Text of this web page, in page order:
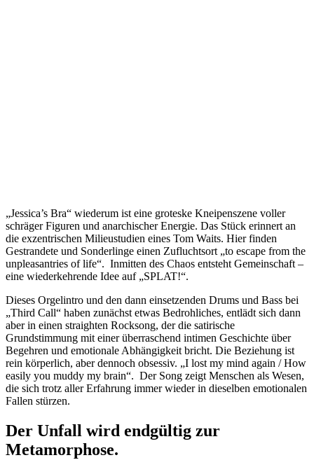
„Jessica’s Bra“ wiederum ist eine groteske Kneipenszene voller
schräger Figuren und anarchischer Energie. Das Stück erinnert an
die exzentrischen Milieustudien eines Tom Waits. Hier finden
Gestrandete und Sonderlinge einen Zufluchtsort „to escape from the
unpleasantries of life“. Inmitten des Chaos entsteht Gemeinschaft –
eine wiederkehrende Idee auf „SPLAT!“.
Dieses Orgelintro und den dann einsetzenden Drums und Bass bei
„Third Call“ haben zunächst etwas Bedrohliches, entlädt sich dann
aber in einen straighten Rocksong, der die satirische
Grundstimmung mit einer überraschend intimen Geschichte über
Begehren und emotionale Abhängigkeit bricht. Die Beziehung ist
rein körperlich, aber dennoch obsessiv. „I lost my mind again / How
easily you muddy my brain“. Der Song zeigt Menschen als Wesen,
die sich trotz aller Erfahrung immer wieder in dieselben emotionalen
Fallen stürzen.
Der Unfall wird endgültig zur
Metamorphose.